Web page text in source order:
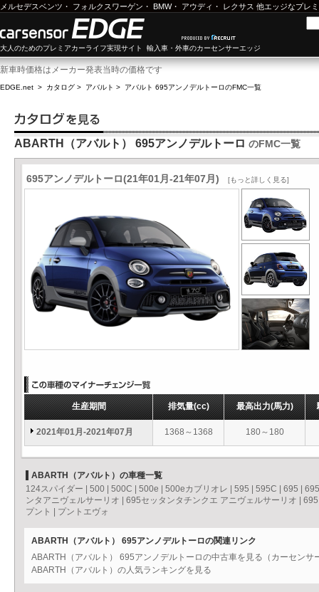
メルセデスベンツ ・ フォルクスワーゲン ・ BMW・ アウディ ・ レクサス 他エッジなプレ
大人のためのプレミアカーライフ実現サイト 輸入車・外車のカーセンサーエッジ
新車時価格はメーカー発表当時の価格です
EDGE.net > カタログ > アバルト > アバルト 695アンノデルトーロのFMC一覧
ABARTH（アバルト） 695アンノデルトーロ のFMC一覧
695アンノデルトーロ(21年01月-21年07月) [もっと詳しく見る]
生産期間 排気量(cc) 最高出力(馬力)
2021年01月-2021年07月 1368～1368 180～180
ABARTH（アバルト）の車種一覧
124スパイダー
500 500C 500e 500eカブリオレ 595 595C 695
ンタアニヴェルサーリオ
695セッタンタチンクエ アニヴェルサーリオ
プント
プントエヴォ
ABARTH（アバルト） 695アンノデルトーロの関連リンク
ABARTH（アバルト） 695アンノデルトーロの中古車を見る（カーセンサ
ABARTH（アバルト）の人気ランキングを見る